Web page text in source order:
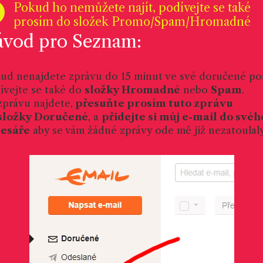
Pokud ho nemůžete najít, podívejte se také
prosím do složek Promo/Spam/Hromadné
pro Seznam:
nenajdete zprávu do 15 minut ve své doručené
se také do složky Hromadné nebo Spam.
najdete, přesuňte prosím tuto zprávu
Doručené, a přidejte si můj e-mail do
aby se vám žádné zprávy ode mě již